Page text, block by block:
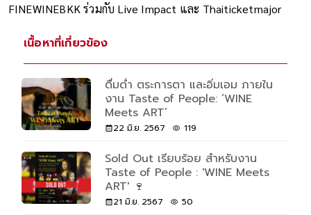
FINEWINEBKK ร่วมกับ Live Impact และ Thaiticketmajor
เนื้อหาที่เกี่ยวข้อง
ดื่มด่ำ ตระการตา และอิ่มเอม ภายใน
งาน Taste of People: ‘WINE
Meets ART’
22 มิ.ย. 2567 119
Sold Out เรียบร้อย สำหรับงาน
Taste of People : 'WINE Meets
ART' 🍷
21 มิ.ย. 2567 50